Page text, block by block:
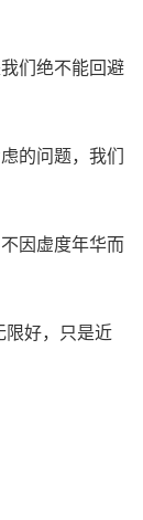
们绝不能回避
的问题，我们
因虚度年华而
限好，只是近